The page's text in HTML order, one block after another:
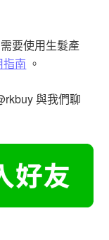
要使用生髮產
南 。
與我們聊